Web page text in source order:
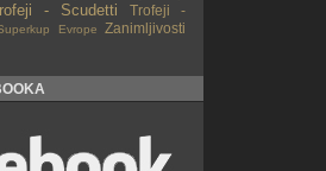
- Scudetti
Trofeji -
Evrope Zanimljivosti